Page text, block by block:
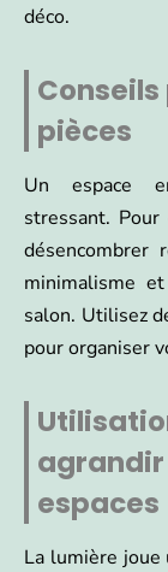
déco.
pièces
Un espace
stressant.
désencombrer
minimalisme
salon. Utilisez
pour organiser
espaces
La lumière joue